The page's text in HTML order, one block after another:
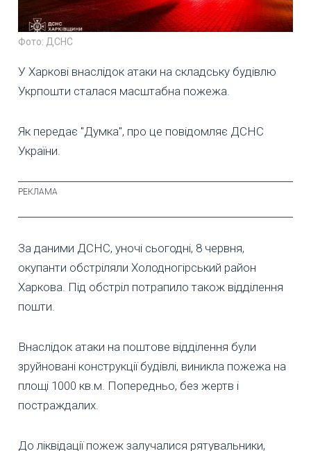
Фото: ДСНС
У Харкові внаслідок атаки на складську будівлю
Укрпошти сталася масштабна пожежа.
Як передає "Думка", про це повідомляє ДСНС
України.
За даними ДСНС, уночі сьогодні, 8 червня,
окупанти обстріляли Холодногірський район
Харкова. Під обстріл потрапило також відділення
пошти.
Внаслідок атаки на поштове відділення були
зруйновані конструкції будівлі, виникла пожежа на
площі 1000 кв.м. Попередньо, без жертв і
постраждалих.
До ліквідації пожеж залучалися рятувальники,